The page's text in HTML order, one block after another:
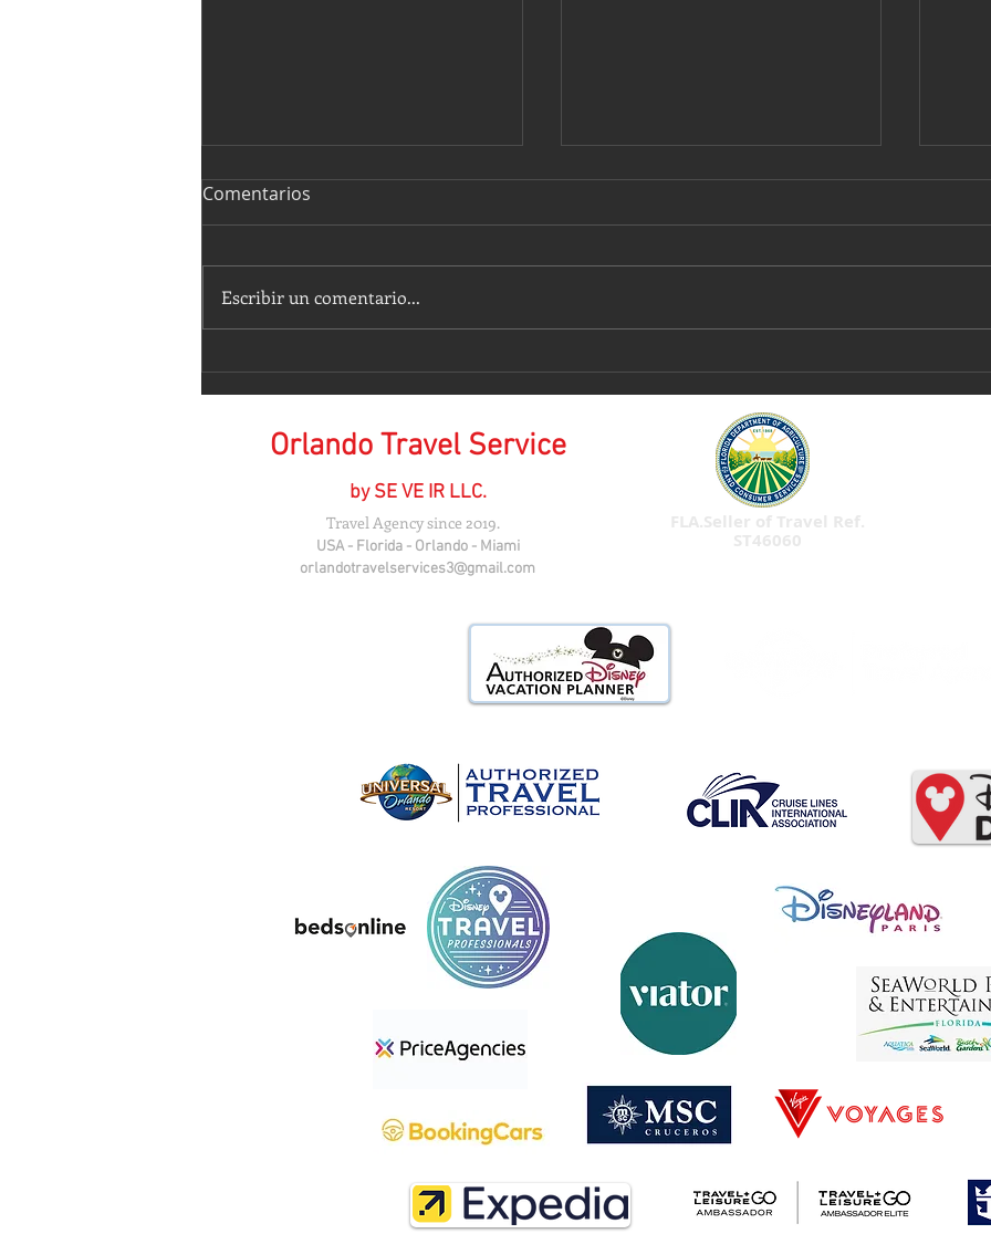
𝑬𝒔𝒕𝒂𝒕𝒖𝒂𝒔 𝑴𝒂́𝒈𝒊𝒄𝒂𝒎𝒆𝒏𝒕𝒆 𝑩𝒆𝒍𝒍𝒂𝒔
💕
𝑪𝒓𝒖𝒄𝒆𝒓𝒐 𝑫𝒊𝒔𝒏𝒆𝒚 - 𝑨𝒓𝒈𝒆𝒏𝒕𝒊𝒏𝒂
🇦🇷
Comentarios
Escribir un comentario...
Orlando Travel Service
by SE VE IR LLC.
USA - Florida - Orlando - Miami
orlandotravelservices3@gmail.com
Travel Agency since 2019.